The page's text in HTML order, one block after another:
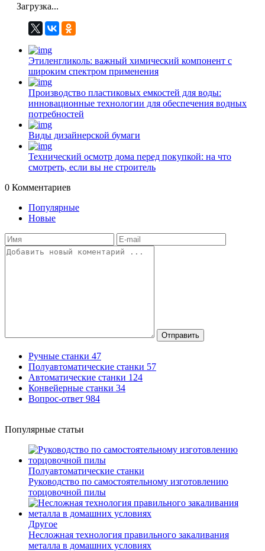
Загрузка...
Этиленгликоль: важный химический компонент с
широким спектром применения
Производство пластиковых емкостей для воды:
инновационные технологии для обеспечения водных
потребностей
Виды дизайнерской бумаги
Технический осмотр дома перед покупкой: на что
смотреть, если вы не строитель
0 Комментариев
Популярные
Новые
Отправить
Ручные станки 47
Полуавтоматические станки 57
Автоматические станки 124
Конвейерные станки 34
Вопрос-ответ 984
Популярные статьи
Полуавтоматические станки
Руководство по самостоятельному изготовлению
торцовочной пилы
Другое
Несложная технология правильного закаливания
металла в домашних условиях